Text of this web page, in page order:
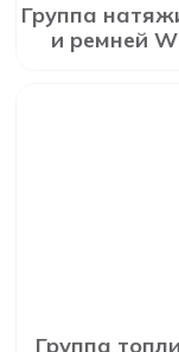
Группа
и ремней
Группа